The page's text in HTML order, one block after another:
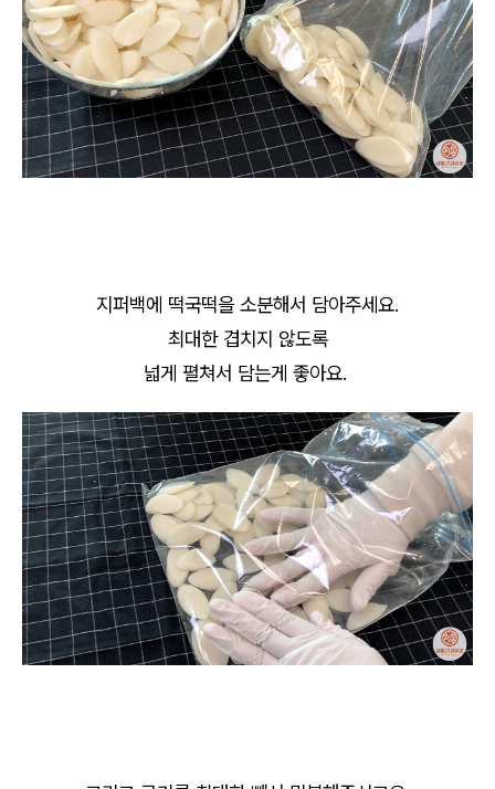
지퍼백에 떡국떡을 소분해서 담아주세요.
최대한 겹치지 않도록
넓게 펼쳐서 담는게 좋아요.